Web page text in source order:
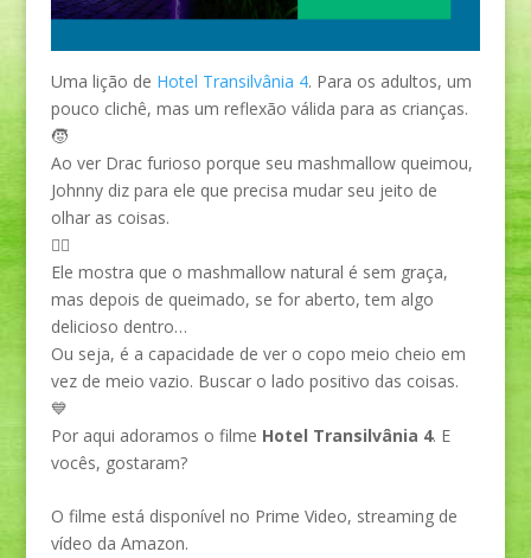
Uma lição de Hotel Transilvânia 4. Para os adultos, um
pouco clichê, mas um reflexão válida para as crianças.
🧒
Ao ver Drac furioso porque seu mashmallow queimou,
Johnny diz para ele que precisa mudar seu jeito de
olhar as coisas.
🧛‍♂️
Ele mostra que o mashmallow natural é sem graça,
mas depois de queimado, se for aberto, tem algo
delicioso dentro…
Ou seja, é a capacidade de ver o copo meio cheio em
vez de meio vazio. Buscar o lado positivo das coisas.
💙
Por aqui adoramos o filme Hotel Transilvânia 4. E
vocês, gostaram?
O filme está disponível no Prime Video, streaming de
vídeo da Amazon.